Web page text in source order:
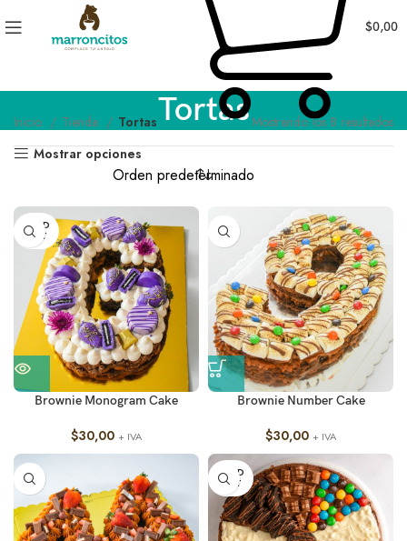
$0,00
Tortas
Inicio Tienda Tortas
Mostrando los 8 resultados
Mostrar opciones
SOLD
OUT
Brownie Monogram Cake
$30,00 + IVA
Brownie Number Cake
$30,00 + IVA
SOLD
OUT